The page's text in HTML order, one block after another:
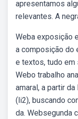
apresentamos
relevantes. A
Weba exposição
a composição do
e textos, tudo em
Webo trabalho
amaral, a partir
(li2), buscando
da. Websegunda